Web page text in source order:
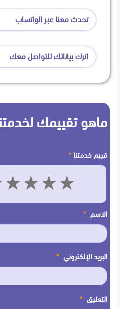
تحدث معنا عبر الواتساب
اترك بياناتك للتواصل معك
ماهو تقييمك
قييم خدمتنا *
3 2 1
الاسم *
البريد الإلكتروني *
التعليق *